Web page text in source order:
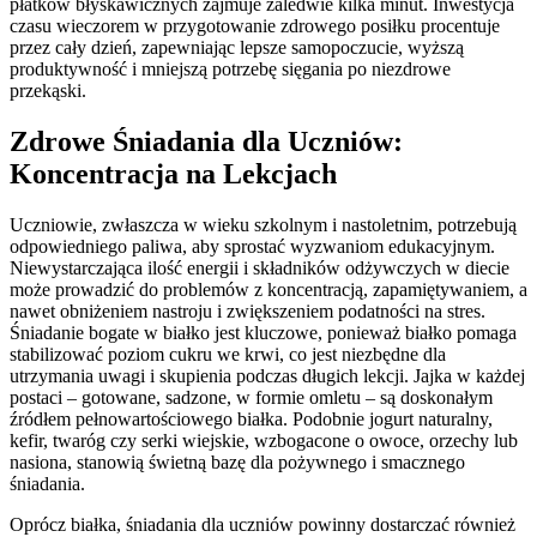
płatków błyskawicznych zajmuje zaledwie kilka minut. Inwestycja
czasu wieczorem w przygotowanie zdrowego posiłku procentuje
przez cały dzień, zapewniając lepsze samopoczucie, wyższą
produktywność i mniejszą potrzebę sięgania po niezdrowe
przekąski.
Zdrowe Śniadania dla Uczniów:
Koncentracja na Lekcjach
Uczniowie, zwłaszcza w wieku szkolnym i nastoletnim, potrzebują
odpowiedniego paliwa, aby sprostać wyzwaniom edukacyjnym.
Niewystarczająca ilość energii i składników odżywczych w diecie
może prowadzić do problemów z koncentracją, zapamiętywaniem, a
nawet obniżeniem nastroju i zwiększeniem podatności na stres.
Śniadanie bogate w białko jest kluczowe, ponieważ białko pomaga
stabilizować poziom cukru we krwi, co jest niezbędne dla
utrzymania uwagi i skupienia podczas długich lekcji. Jajka w każdej
postaci – gotowane, sadzone, w formie omletu – są doskonałym
źródłem pełnowartościowego białka. Podobnie jogurt naturalny,
kefir, twaróg czy serki wiejskie, wzbogacone o owoce, orzechy lub
nasiona, stanowią świetną bazę dla pożywnego i smacznego
śniadania.
Oprócz białka, śniadania dla uczniów powinny dostarczać również